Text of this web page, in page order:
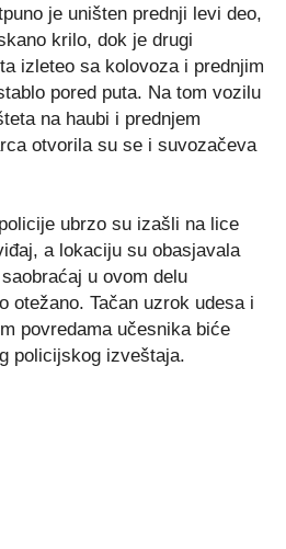
je uništen prednji levi deo,
krilo, dok je drugi
izleteo sa kolovoza i prednjim
pored puta. Na tom vozilu
na haubi i prednjem
otvorila su se i suvozačeva
ubrzo su izašli na lice
a lokaciju su obasjavala
u ovom delu
otežano. Tačan uzrok udesa i
povredama učesnika biće
policijskog izveštaja.